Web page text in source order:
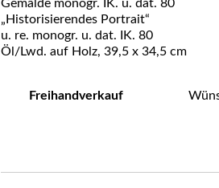
Gemälde monogr. IK. u. dat. 80
„Historisierendes Portrait“
u. re. monogr. u. dat. IK. 80
Öl/Lwd. auf Holz, 39,5 x 34,5 cm
Freihandverkauf